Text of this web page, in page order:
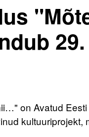
on Avatud
kultuuriprojekt,